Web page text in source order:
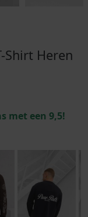
Shirt Heren
met een 9,5!